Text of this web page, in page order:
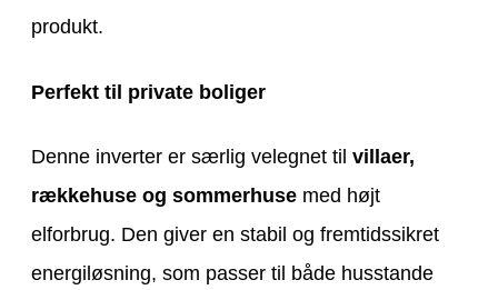
produkt.
Perfekt til private boliger
Denne inverter er særlig velegnet til villaer,
rækkehuse og sommerhuse med højt
elforbrug. Den giver en stabil og fremtidssikret
energiløsning, som passer til både husstande